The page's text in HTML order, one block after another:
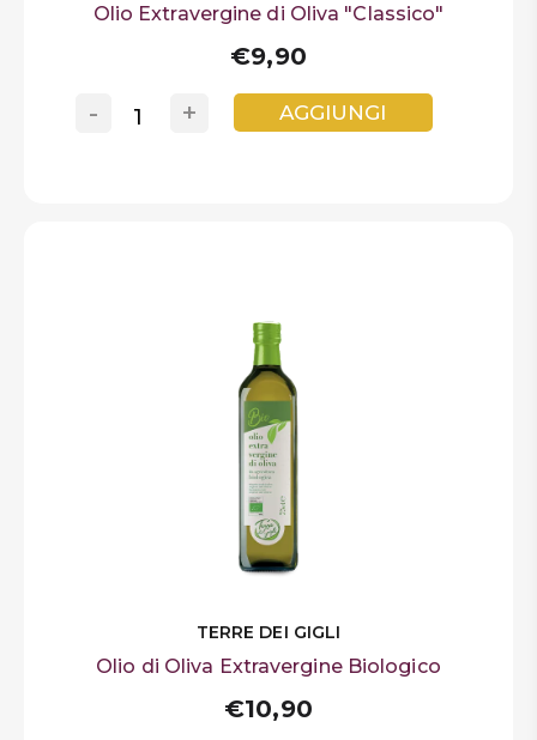
Olio Extravergine di Oliva "Classico"
€9,90
+
- AGGIUNGI
TERRE DEI GIGLI
Olio di Oliva Extravergine Biologico
€10,90